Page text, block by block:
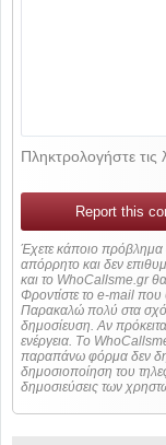
Πληκτρολογήστε τις
Report this
Έχετε κάποιο
απόρρητο και δεν
και το WhoCallsme.gr θα
Φροντίστε το e-mail που
Παρακαλώ πολύ στα
δημοσίευση. Αν πρόκειται για προσωπικό τηλέφωνο απαιτείται η ταυτοποίηση των στοιχείων πριν από οποιοδήποτε
ενέργεια. Τo
παραπάνω φόρμα δεν
δημοσιοποίηση του
δημοσιεύσεις των